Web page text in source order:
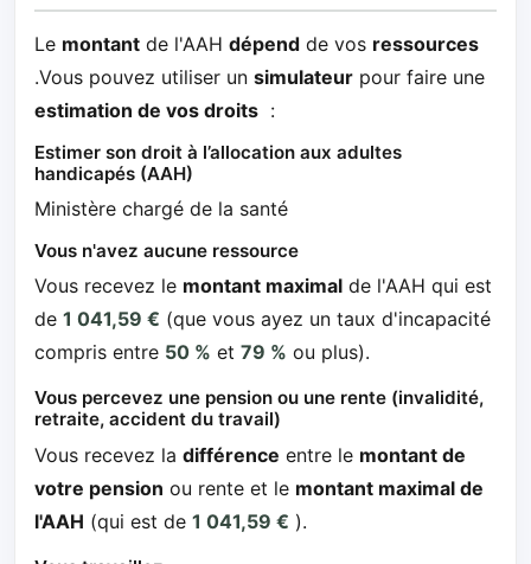
Le montant de l'AAH dépend de vos ressources
.Vous pouvez utiliser un simulateur pour faire une
estimation de vos droits :
Estimer son droit à l’allocation aux adultes
handicapés (AAH)
Ministère chargé de la santé
Vous n'avez aucune ressource
Vous recevez le montant maximal de l'AAH qui est
de 1 041,59 € (que vous ayez un taux d'incapacité
compris entre 50 % et 79 % ou plus).
Vous percevez une pension ou une rente (invalidité,
retraite, accident du travail)
Vous recevez la différence entre le montant de
votre pension ou rente et le montant maximal de
l'AAH (qui est de 1 041,59 € ).